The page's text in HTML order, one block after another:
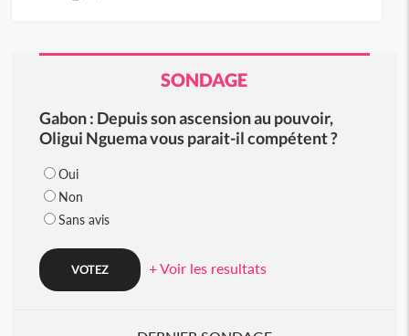
SONDAGE
Gabon : Depuis son ascension au pouvoir,
Oligui Nguema vous parait-il compétent ?
Oui
Non
Sans avis
+ Voir les resultats